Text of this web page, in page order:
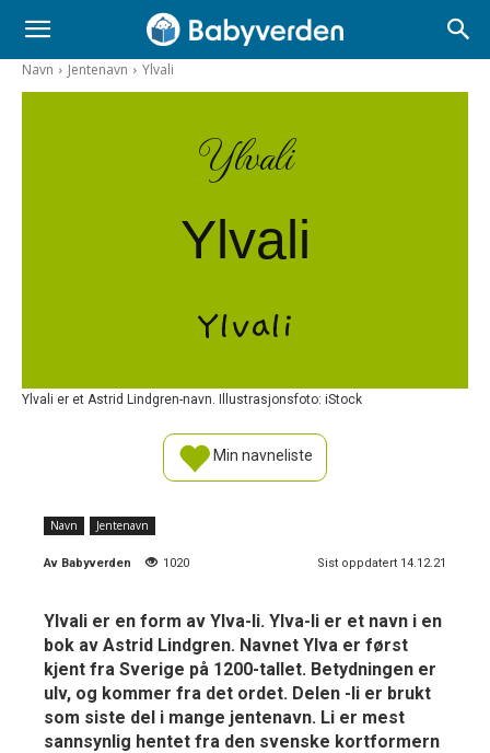
Navn Jentenavn Ylvali
Ylvali
Ylvali
Ylvali
Ylvali er et Astrid Lindgren-navn. Illustrasjonsfoto: iStock
Min navneliste
Navn Jentenavn
Av Babyverden 1020 Sist oppdatert 14.12.21
Ylvali er en form av Ylva-li. Ylva-li er et navn i en
bok av Astrid Lindgren. Navnet Ylva er først
kjent fra Sverige på 1200-tallet. Betydningen er
ulv, og kommer fra det ordet. Delen -li er brukt
som siste del i mange jentenavn. Li er mest
sannsynlig hentet fra den svenske kortformern